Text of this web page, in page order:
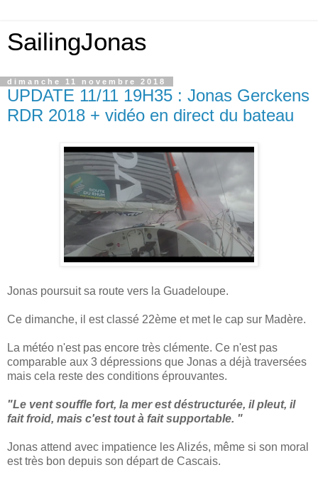
SailingJonas
dimanche 11 novembre 2018
UPDATE 11/11 19H35 : Jonas Gerckens
RDR 2018 + vidéo en direct du bateau
Jonas poursuit sa route vers la Guadeloupe.
Ce dimanche, il est classé 22ème et met le cap sur Madère.
La météo n'est pas encore très clémente. Ce n'est pas
comparable aux 3 dépressions que Jonas a déjà traversées
mais cela reste des conditions éprouvantes.
"Le vent souffle fort, la mer est déstructurée, il pleut, il
fait froid, mais c'est tout à fait supportable. "
Jonas attend avec impatience les Alizés, même si son moral
est très bon depuis son départ de Cascais.